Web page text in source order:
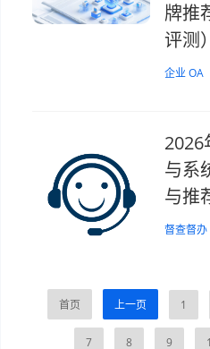
牌推
评测）
企业 OA
2026
与系
与推
督查督办
首页 上一页 1
7 8 9